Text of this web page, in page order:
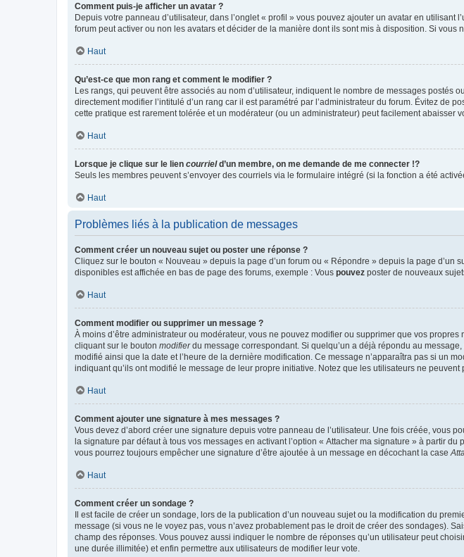
Comment puis-je afficher un avatar ?
Depuis votre panneau d’utilisateur, dans l’onglet « profil » vous pouvez ajouter un avatar en utilisant
forum peut activer ou non les avatars et décider de la manière dont ils sont mis à disposition. Si vous
Haut
Qu’est-ce que mon rang et comment le modifier ?
Les rangs, qui peuvent être associés au nom d’utilisateur, indiquent le nombre de messages
directement modifier l’intitulé d’un rang car il est paramétré par l’administrateur du forum. Évitez de
cette pratique est rarement tolérée et un modérateur (ou un administrateur) peut facilement abaisser
Haut
Lorsque je clique sur le lien courrield’un membre, on me demande de me connecter !?
Seuls les membres peuvent s’envoyer des courriels via le formulaire intégré (si la fonction a été
Haut
Problèmes liés à la publication de messages
Comment créer un nouveau sujet ou poster une réponse ?
Cliquez sur le bouton « Nouveau » depuis la page d’un forum ou « Répondre » depuis la page
disponibles est affichée en bas de page des forums, exemple : Vous pouvez poster de nouveaux
Haut
Comment modifier ou supprimer un message ?
À moins d’être administrateur ou modérateur, vous ne pouvez modifier ou supprimer que vos
cliquant sur le bouton modifierdu message correspondant. Si quelqu’un a déjà répondu au
modifié ainsi que la date et l’heure de la dernière modification. Ce message n’apparaîtra pas si un
indiquant qu’ils ont modifié le message de leur propre initiative. Notez que les utilisateurs ne
Haut
Comment ajouter une signature à mes messages ?
Vous devez d’abord créer une signature depuis votre panneau de l’utilisateur. Une fois créée, vous
la signature par défaut à tous vos messages en activant l’option « Attacher ma signature » à partir du
vous pourrez toujours empêcher une signature d’être ajoutée à un message en décochant la case
Haut
Comment créer un sondage ?
Il est facile de créer un sondage, lors de la publication d’un nouveau sujet ou la modification du
message (si vous ne le voyez pas, vous n’avez probablement pas le droit de créer des sondages).
champ des réponses. Vous pouvez aussi indiquer le nombre de réponses qu’un utilisateur peut
une durée illimitée) et enfin permettre aux utilisateurs de modifier leur vote.